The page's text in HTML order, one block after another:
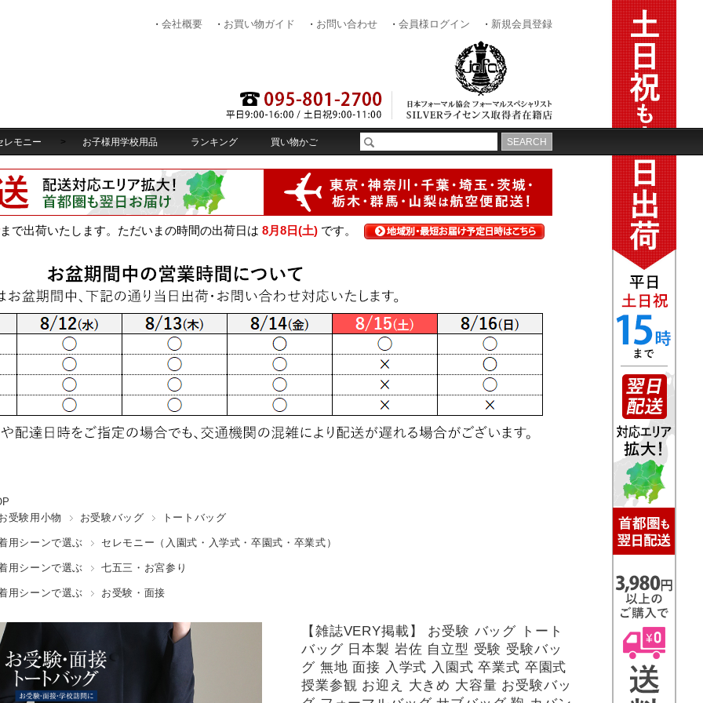
受験用小物
お受験バッグ トートバッグ
用シーンで選ぶ セレモニー（入園式・入学式・卒園式・卒業式）
用シーンで選ぶ 七五三・お宮参り
用シーンで選ぶ お受験・面接
【雑誌VERY掲載】 お受験 バッグ トート
バッグ 日本製 岩佐 自立型 受験 受験バッ
グ 無地 面接 入学式 入園式 卒業式 卒園式
授業参観 お迎え 大きめ 大容量 お受験バッ